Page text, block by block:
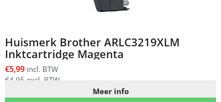
Huismerk Brother ARLC3219XLM
Inktcartridge Magenta
€5,99 incl. BTW
€4,95 excl. BTW
Meer info